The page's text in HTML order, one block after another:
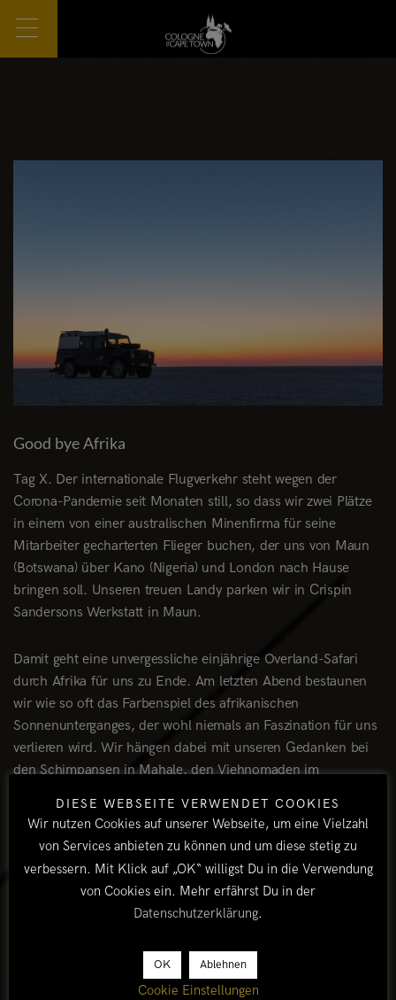
Good bye Afrika
Tag X. Der internationale Flugverkehr steht wegen der
Corona-Pandemie seit Monaten still, so dass wir zwei Plätze
in einem von einer australischen Minenfirma für seine
Mitarbeiter gecharterten Flieger buchen, der uns von Maun
(Botswana) über Kano (Nigeria) und London nach Hause
bringen soll. Unseren treuen Landy parken wir in Crispin
Sandersons Werkstatt in Maun.
Damit geht eine unvergessliche einjährige Overland-Safari
durch Afrika für uns zu Ende. Am letzten Abend bestaunen
wir wie so oft das Farbenspiel des afrikanischen
Sonnenunterganges, der wohl niemals an Faszination für uns
verlieren wird. Wir hängen dabei mit unseren Gedanken bei
den Schimpansen in Mahale, den Viehnomaden im
im Luangwa Valley, den Elefanten der Nxai Pan oder den
Löwen der Serengeti. Das Ganze gepaart mit einem
Gefühlsmix, der uns sicher noch länger begleiten wird...
Botswanafotos findet Ihr hier
Good bye Afrika! To be continued.
DIESE WEBSEITE VERWENDET COOKIES
Wir nutzen Cookies auf unserer Webseite, um eine Vielzahl
von Services anbieten zu können und um diese stetig zu
verbessern. Mit Klick auf „OK“ willigst Du in die Verwendung
von Cookies ein. Mehr erfährst Du in der
Datenschutzerklärung.
OK Ablehnen
Cookie Einstellungen